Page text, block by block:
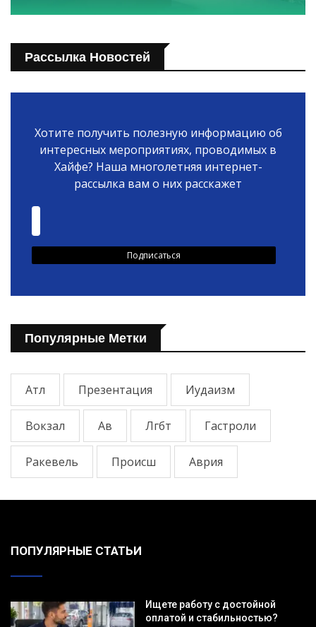
Рассылка Новостей
Хотите получить полезную информацию об
интересных мероприятиях, проводимых в
Хайфе? Наша многолетняя интернет-
рассылка вам о них расскажет
Популярные Метки
Атл Презентация Иудаизм
Вокзал Ав Лгбт Гастроли
Ракевель Происш Аврия
ПОПУЛЯРНЫЕ СТАТЬИ
Ищете работу с достойной
оплатой и стабильностью?